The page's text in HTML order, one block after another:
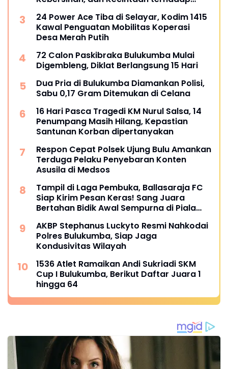
24 Power Ace Tiba di Selayar, Kodim 1415
Kawal Penguatan Mobilitas Koperasi
Desa Merah Putih
72 Calon Paskibraka Bulukumba Mulai
Digembleng, Diklat Berlangsung 15 Hari
Dua Pria di Bulukumba Diamankan Polisi,
Sabu 0,17 Gram Ditemukan di Celana
16 Hari Pasca Tragedi KM Nurul Salsa, 14
Penumpang Masih Hilang, Kepastian
Santunan Korban dipertanyakan
Respon Cepat Polsek Ujung Bulu Amankan
Terduga Pelaku Penyebaran Konten
Asusila di Medsos
Tampil di Laga Pembuka, Ballasaraja FC
Siap Kirim Pesan Keras! Sang Juara
Bertahan Bidik Awal Sempurna di Piala
AKBP Stephanus Luckyto Resmi Nahkodai
Polres Bulukumba, Siap Jaga
Kondusivitas Wilayah
1536 Atlet Ramaikan Andi Sukriadi SKM
Cup I Bulukumba, Berikut Daftar Juara 1
hingga 64